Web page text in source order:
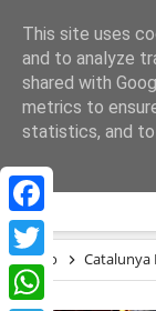
Facebook
Twitter
LOS PRESOS
Inicio Catalunya
This site uses
and to analyze
shared with
metrics to
statistics, and